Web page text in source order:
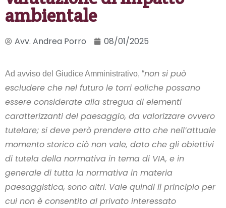
ambientale
Avv. Andrea Porro 08/01/2025
Ad avviso del Giudice Amministrativo, “non si può
escludere che nel futuro le torri eoliche possano
essere considerate alla stregua di elementi
caratterizzanti del paesaggio, da valorizzare ovvero
tutelare; si deve però prendere atto che nell’attuale
momento storico ciò non vale, dato che gli obiettivi
di tutela della normativa in tema di VIA, e in
generale di tutta la normativa in materia
paesaggistica, sono altri. Vale quindi il principio per
cui non è consentito al privato interessato